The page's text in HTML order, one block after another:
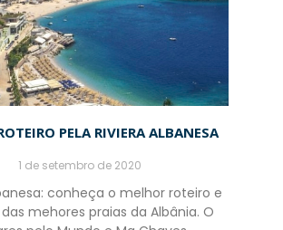
PELA RIVIERA ALBANESA
1 de setembro de 2020
conheça o melhor roteiro e
mehores praias da Albânia. O